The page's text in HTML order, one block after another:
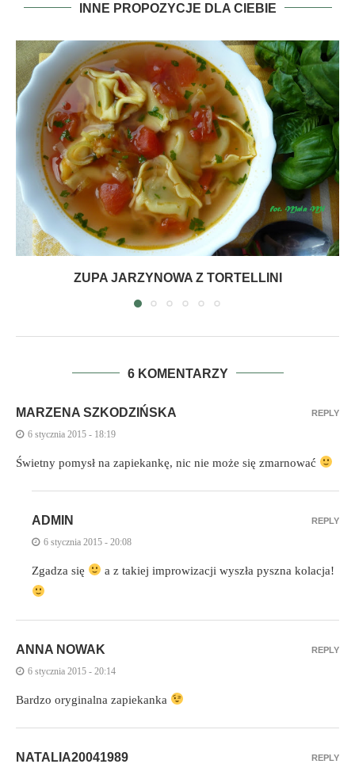
INNE PROPOZYCJE DLA CIEBIE
ZUPA JARZYNOWA Z TORTELLINI
6 KOMENTARZY
MARZENA SZKODZIŃSKA
6 stycznia 2015 - 18:19
Świetny pomysł na zapiekankę, nic nie może się zmarnować
REPLY
ADMIN
6 stycznia 2015 - 20:08
Zgadza się a z takiej improwizacji wyszła pyszna kolacja!
REPLY
ANNA NOWAK
6 stycznia 2015 - 20:14
Bardzo oryginalna zapiekanka
REPLY
NATALIA20041989 REPLY